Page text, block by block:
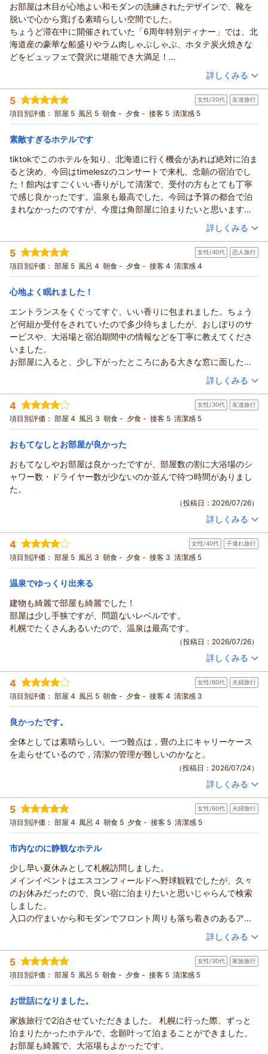
みぽりん 様
この度は、ONSEN RYOKAN 由縁 札幌をご利用いただきまし
て、誠にありがとうございます。
みぽりん様のご満足のいく滞在となりました様子をお伺いする
ことができ、大変嬉しい限りでございます。
しかしながら、客室や大浴場の設えに関しまして、ご不便をお
掛けしてしまいました事大変申し訳ございません。
設備に関する内容となります為、時間を要してしまいますが、
今後ともお客様にごゆっくりとお寛ぎいただけますよう尽力し
てまいる所存でございます。
最後になりましたが、この度は貴重なお時間を頂戴し口コミを
みぽりん様のまたのお越しを心より愉しみにお待ち申し上げて
おります。
ONSEN RYOKAN 由縁 札幌 宿泊マネージャー
（返信日：2026/08/07）
お部屋は木目が心地よい和モダンの洗練されたデザインで、靴を
脱いで心から寛げる素晴らしい空間でした。
ちょうど滞在中に開催されていた「6周年特別ディナー」では、北
海道産の豪華な船盛りやラム肉しゃぶしゃぶ、ホタテ炭火焼きな
どをビュッフェで贅沢に堪能でき大満足！
また、徒歩圏内の大通公園で夏のビアガーデンを気軽に楽しむこ
とができ、観光や散策の拠点として抜群のロケーションでした。
お部屋・食事・立地のすべてが素晴らしく、札幌を訪れる際はぜ
ひまた利用したいです。
（投稿日：2026/08/04）
宿泊時期： 2026年08月宿泊 (夫婦旅行)
投稿者： No.19さん
宿泊プラン： 【じゃらんのお得な10日間】じゃらん限定◆事前カード決済だ
からお得！◆素泊まり
ダブル 食事なし
宿泊価格帯： 21,001～22,000円(大人一人あたり/税込)
ONSEN RYOKAN 由縁 札幌からの返信
No.19 様
この度は、ONSEN RYOKAN 由縁 札幌へお越しいただき、また
開業6周年という節目をともにお過ごしいただけましたこと、
心より御礼申し上げます。
また、木目を基調とした和モダンの客室や「6周年特別ディナ
ー」にて、北海道産の船盛りやラム肉のしゃぶしゃぶ、ホタテ
の炭火焼きなどを存分にお愉しみいただけたとのこと、大変嬉
しく光栄に存じます。大通公園での夏のひとときも含め、札幌
でのご滞在を満喫していただけましたことを、従業員一同嬉し
く拝読いたしました。
い」とのお言葉に恥じぬよう、これからも皆様の旅の思い出に
残る、心安らぐひとときをお届けできる宿を目指してまいりま
す。
改めまして、この度は、数々のお褒めの言葉とともに、素敵な
ご感想をお寄せいただき、誠にありがとうございます。また札
幌へお越しの際にお迎えできます日を、心より愉しみにお待ち
ONSEN RYOKAN 由縁 札幌 宿泊マネージャー
（返信日：2026/08/07）
詳しくみる
5 女性/20代 友達旅行
項目別評価： 部屋 5 風呂 5 朝食 - 夕食 - 接客 5 清潔感 5
素敵すぎるホテルです
tiktokでこのホテルを知り、北海道に行く機会があれば絶対に泊ま
ると決め、今回はtimeleszのコンサートで来札、念願の宿泊でし
た！館内はすごくいい香りがして清潔で、受付の方もとても丁寧
で感じ良かったです。温泉も最高でした。今回は予算の都合で泊
まれなかったのですが、今度は角部屋に泊まりたいと思います！
本当に素敵なホテルでした。ありがとうございました。（投稿日：2026/08/03）
宿泊時期： 2026年07月宿泊 (友達旅行)
投稿者： ちゃむさん
宿泊プラン： じゃらん限定【連泊割】＜2連泊以上の滞在でお得＞事前カー
ド決済◆由縁札幌連泊プラン◆素泊まり
ツイン 食事なし
宿泊価格帯： 20,001～21,000円(大人一人あたり/税込)
詳しくみる
5 女性/40代 恋人旅行
項目別評価： 部屋 5 風呂 4 朝食 - 夕食 - 接客 4 清潔感 4
心地よく眠れました！
エントランスをくぐってすぐ、いい香りに包まれました。ちょう
ど何組か受付をされていたので多少待ちましたが、おしぼりのサ
ービスや、大浴場と宿泊期間中の情報などを丁寧に教えてくださ
いました。
お部屋に入ると、少し下がったところにある大きな窓に面した小
さなソファカウンターのようなしつらえがあり、とても気持ちの
いい空間でした。なんとも言えないコンパクトさが、安心する感
覚です。
部屋は靴を脱いで畳に上がるようになっていて、布団のようでこ
こちいいマットレスのベッドは毎日戻って体を休めるのにちょう
に集中できました。
また、利用したいと思います！お世話になりました！
次回は朝食つけますね。
（投稿日：2026/07/28）
宿泊時期： 2026年07月宿泊 (恋人旅行)
投稿者： ミィさん(女性/40代)
宿泊プラン： じゃらん限定【連泊割】＜2連泊以上の滞在でお得＞◎由縁札
幌で寛ぎのお時間を・・・素泊まり
ツイン 食事なし
宿泊価格帯： 26,001～27,000円(大人一人あたり/税込)
ONSEN RYOKAN 由縁 札幌からの返信
ミィ様
この度は、ONSEN RYOKAN 由縁 札幌にご宿泊いただき、誠に
館内の香りや客室の設え、畳の心地よさ、寝具の寝心地に至る
まで、数々の温かいお言葉をお寄せいただき、大変嬉しく光栄
に存じます。
しかしながら、チェックインの際にはお待たせしてしまいまし
たこと、心よりお詫び申し上げます。混雑時にもより円滑にご
案内できるよう、受付体制やお客様へのお声がけを改めて見直
至らぬ点がありながらも、次回はご朝食もご検討いただけると
のこと、誠にありがとうございます。夏下冬上 札幌では、北海
道の食材を取り入れた和御膳をご用意しておりますので、ぜひ
改めまして、この度はご滞在の感想をお寄せいただき、誠にあ
りがとうございます。
ミィ様を再びお迎えできる日を、従業員一同心よりお待ち申し
上げております。
ONSEN RYOKAN 由縁 札幌 宿泊マネージャー
詳しくみる
4 女性/30代 友達旅行
項目別評価： 部屋 4 風呂 3 朝食 - 夕食 - 接客 5 清潔感 5
おもてなしとお部屋が良かった
おもてなしやお部屋は良かったですが、部屋数の割に大浴場のシ
ャワー数・ドライヤー数が少ないのか並んで待つ時間がありまし
た。
（投稿日：2026/07/26）
投稿者： こたちゃんさん(女性/30代)
宿泊プラン： じゃらん限定【連泊割】＜2連泊以上の滞在でお得＞事前カー
ド決済◆由縁札幌連泊プラン◆素泊まり
ツイン 食事なし
宿泊価格帯： 18,001～19,000円(大人一人あたり/税込)
こたちゃん様
この度は、ONSEN RYOKAN 由縁 札幌にてご宿泊を賜りまし
て、誠にありがとうございます。また、当館でのご滞在やお部
屋の設えに関しまして、お褒めのお言葉を頂戴することがで
しかしながら、大浴場のシャワーおよびドライヤーの少なさに
つきまして、ご不便とご迷惑をお掛けいたしましたこと、心よ
りお詫び申し上げます。設備の都合上、今すぐの改善は難しい
かと存じますが、頂いたご意見を真摯に受け止め、今後のお客
様満足度の改善に向けて邁進いたします。
誠にありがとうございます。またお目にかかれます日を、心よ
りお待ち申し上げます。
酷暑の候、くれぐれもご自愛くださいませ。
（返信日：2026/07/29）
詳しくみる
4 女性/40代 子連れ旅行
項目別評価： 部屋 5 風呂 3 朝食 - 夕食 - 接客 3 清潔感 5
温泉でゆっくり出来る
建物も綺麗で部屋も綺麗でした！
部屋は少し手狭ですが、問題ないレベルです。
札幌でたくさんあるいたので、温泉は最高です。
（投稿日：2026/07/26）
投稿者： イケチャンさん(女性/40代)
宿泊プラン： じゃらん限定【連泊割】＜2連泊以上の滞在でお得＞◎由縁札
幌で寛ぎのお時間を・・・素泊まり
ツイン 食事なし
宿泊価格帯： 12,001～13,000円(大人一人あたり/税込)
イケチャン 様
この度は、ONSEN RYOKAN 由縁 札幌にお越しいただきまし
イケチャン様のご満足のいく滞在となりました様子を拝見する
ことができ、従業員一同安堵の気持ちでいっぱいでございま
す。
客室に関しまして、少し手狭な思いを与えてしまい申し訳ござ
いません。
設備面となります為、時間を要してしまう点ではございます
を目指し精進を重ねて参ります。
改めまして、この度は貴重なお時間を頂戴し口コミをご投稿く
ださいまして、誠にありがとうございます。またのご利用を心
より愉しみにお待ち申し上げております。
ONSEN RYOKAN 由縁 札幌 宿泊マネージャー
（返信日：2026/07/26）
詳しくみる
4 女性/60代 夫婦旅行
項目別評価： 部屋 4 風呂 5 朝食 - 夕食 - 接客 4 清潔感 3
良かったです。
全体としては素晴らしい。一つ難点は，畳の上にキャリーケース
を走らせているので，清潔の管理が難しいのかなと。
（投稿日：2026/07/24）
投稿者： pittoさん(女性/60代)
宿泊プラン： じゃらん限定【連泊割】＜2連泊以上の滞在でお得＞◎由縁札
幌で寛ぎのお時間を・・・素泊まり
ツイン 食事なし
宿泊価格帯： 10,001～11,000円(大人一人あたり/税込)
pitto 様
この度は、ONSEN RYOKAN 由縁 札幌にてご滞在いただき、誠
にありがとうございます。
当館に関しましてお褒めのお言葉を頂戴することができ、大変
嬉しい限りでございます。
客室の設えに関しましては、pitto様の仰る通り難しい点もござ
いますが、当館にお越しいただく皆様にご満足いただける旅館
を目指し、従業員一同更なるサービスの向上に努めて参りま
す。
末筆となりましたが、この度は数ある宿泊施設の中から当館を
お選びいただき、心より御礼申し上げます。またのお越しを心
ONSEN RYOKAN 由縁 札幌 宿泊マネージャー
（返信日：2026/07/26）
詳しくみる
5 女性/60代 夫婦旅行
項目別評価： 部屋 4 風呂 4 朝食 5 夕食 - 接客 5 清潔感 5
市内なのに静観なホテル
少し早い夏休みとして札幌訪問しました。
メインイベントはエスコンフィールドへ野球観戦でしたが、久々
のお休みだったので、良い宿に泊まりたいと思いじゃらんで検索
しました。
入口の佇まいから和モダンでフロント周りも落ち着きのあるアー
お部屋もシックな感じで面白い作りになっていました。
最高だったのは朝食。メニュー、質、彩りと最高が集約した朝食
でこれまで色々と行きましたが、過去最高だったと思いました。
今回は3泊させていただいたので、荷物も多くお部屋に洋服をかけ
総じて大満足な旅籠でした。
友人にもお勧めしています。
（投稿日：2026/07/24）
宿泊時期： 2026年07月宿泊 (夫婦旅行)
投稿者： ふじねぇさん
宿泊プラン： じゃらん限定【連泊割】事前カード決済◆北海道旬食材をまる
ごとこだわり【和御膳】 ◇ 朝食付
ツイン 朝のみ
宿泊価格帯： 16,001～17,000円(大人一人あたり/税込)
ONSEN RYOKAN 由縁 札幌からの返信
ふじねぇ様
この度は、数ある宿泊施設の中からONSEN RYOKAN 由縁 札幌
詳しくみる
5 女性/30代 家族旅行
項目別評価： 部屋 5 風呂 5 朝食 - 夕食 - 接客 5 清潔感 5
お世話になりました。
家族旅行で2泊させていただきました。 札幌に行った際、ずっと
泊まりたかったホテルで、念願叶って泊まることができました。
お部屋も綺麗で、大浴場もよかったです。